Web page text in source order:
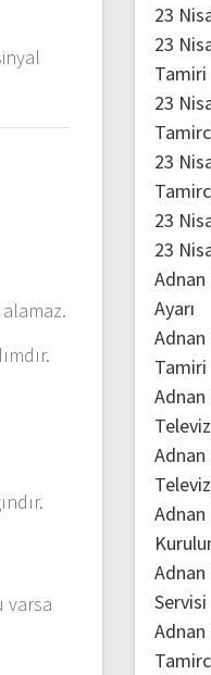
varsa
23
23
Tamiri
23
23
23
23
Ayarı
Adnan
Tamiri
Adnan
Adnan
Adnan
Adnan
Servisi
Adnan